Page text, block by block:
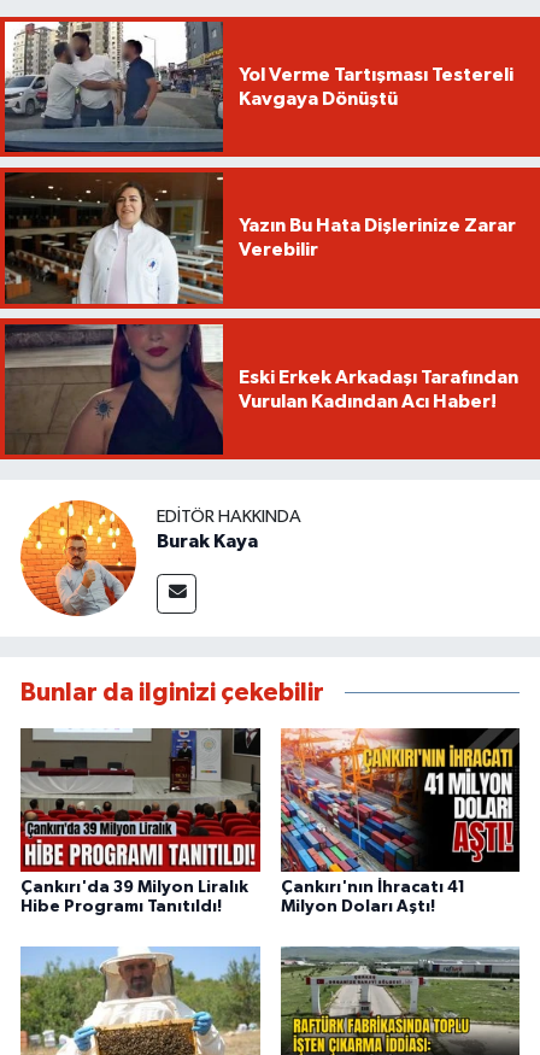
Yol Verme Tartışması Testereli
Kavgaya Dönüştü
Yazın Bu Hata Dişlerinize Zarar
Verebilir
Eski Erkek Arkadaşı Tarafından
Vurulan Kadından Acı Haber!
EDITÖR HAKKINDA
Burak Kaya
Bunlar da ilginizi çekebilir
Çankırı'da 39 Milyon Liralık
Hibe Programı Tanıtıldı!
Çankırı'nın İhracatı 41
Milyon Doları Aştı!